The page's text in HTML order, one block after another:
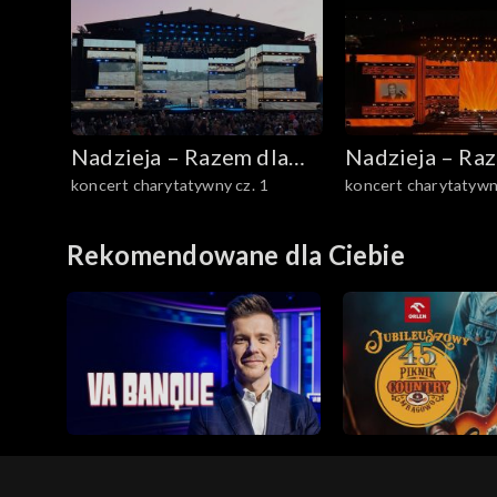
Nadzieja – Razem dla
Was! – koncert
koncert charytatywny cz. 1
Nadzieja –
Was! – koncert
koncert
Rekomendowane dla Ciebie